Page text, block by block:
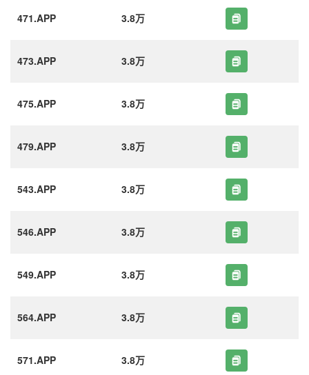
471.APP 3.8万
473.APP 3.8万
475.APP 3.8万
479.APP 3.8万
543.APP 3.8万
546.APP 3.8万
549.APP 3.8万
564.APP 3.8万
571.APP 3.8万